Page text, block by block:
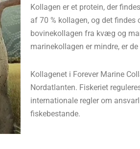
Kollagen er et protein, der
af 70 % kollagen, og det findes
bovinekollagen fra kvæg og
marinekollagen er mindre, er
Kollagenet i Forever Marine
Nordatlanten. Fiskeriet
internationale regler om
fiskebestande.